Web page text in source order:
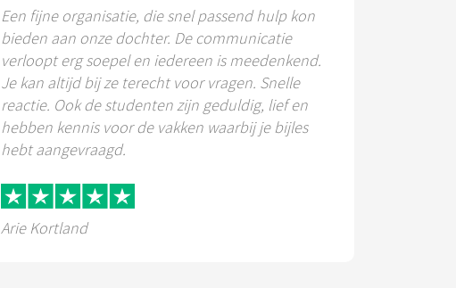
Een fijne organisatie, die snel passend hulp kon
bieden aan onze dochter. De communicatie
verloopt erg soepel en iedereen is meedenkend.
Je kan altijd bij ze terecht voor vragen. Snelle
reactie. Ook de studenten zijn geduldig, lief en
hebben kennis voor de vakken waarbij je bijles
hebt aangevraagd.
Arie Kortland